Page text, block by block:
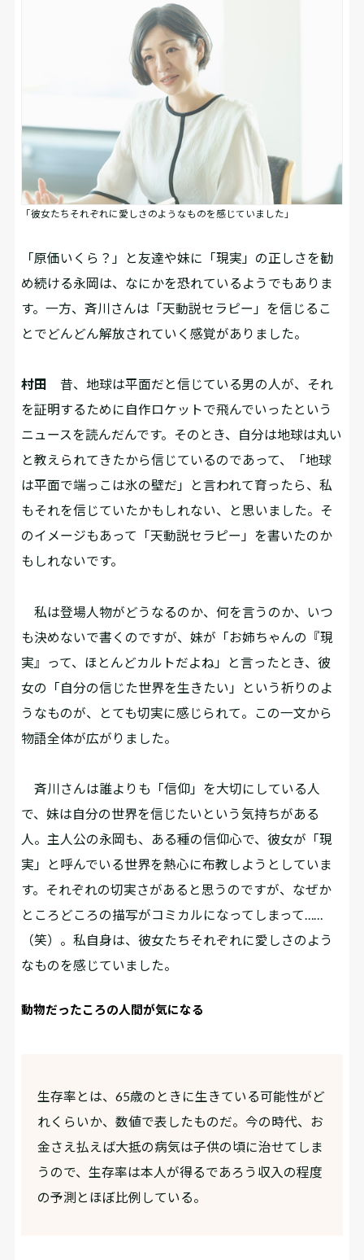
「彼女たちそれぞれに愛しさのようなものを感じていました」
――「原価いくら？」と友達や妹に「現実」の正しさを勧
め続ける永岡は、なにかを恐れているようでもありま
す。一方、斉川さんは「天動説セラピー」を信じるこ
とでどんどん解放されていく感覚がありました。
村田 昔、地球は平面だと信じている男の人が、それ
を証明するために自作ロケットで飛んでいったという
ニュースを読んだんです。そのとき、自分は地球は丸い
と教えられてきたから信じているのであって、「地球
は平面で端っこは氷の壁だ」と言われて育ったら、私
もそれを信じていたかもしれない、と思いました。そ
のイメージもあって「天動説セラピー」を書いたのか
もしれないです。
私は登場人物がどうなるのか、何を言うのか、いつ
も決めないで書くのですが、妹が「お姉ちゃんの『現
実』って、ほとんどカルトだよね」と言ったとき、彼
女の「自分の信じた世界を生きたい」という祈りのよ
うなものが、とても切実に感じられて。この一文から
物語全体が広がりました。
斉川さんは誰よりも「信仰」を大切にしている人
で、妹は自分の世界を信じたいという気持ちがある
人。主人公の永岡も、ある種の信仰心で、彼女が「現
実」と呼んでいる世界を熱心に布教しようとしていま
す。それぞれの切実さがあると思うのですが、なぜか
ところどころの描写がコミカルになってしまって……
（笑）。私自身は、彼女たちそれぞれに愛しさのよう
なものを感じていました。
動物だったころの人間が気になる
生存率とは、65歳のときに生きている可能性がど
れくらいか、数値で表したものだ。今の時代、お
金さえ払えば大抵の病気は子供の頃に治せてしま
うので、生存率は本人が得るであろう収入の程度
の予測とほぼ比例している。